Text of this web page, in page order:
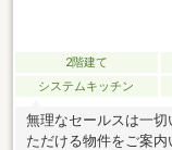
2階建て
システムキッチン
無理なセールスは一
ただける物件をご案内